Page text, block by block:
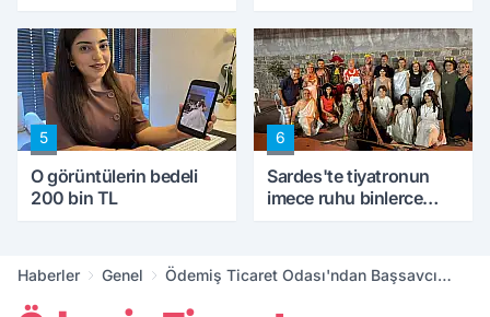
5
O görüntülerin bedeli
200 bin TL
6
Sardes'te tiyatronun
imece ruhu binlerce
Haberler Genel
Ödemiş Ticaret Odası'ndan Başsavcı